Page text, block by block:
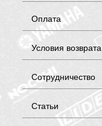
Оплата
Условия возврата
Сотрудничество
Статьи